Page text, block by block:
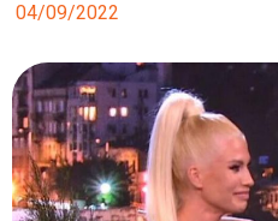
04/09/2022